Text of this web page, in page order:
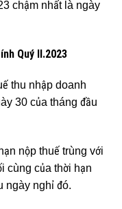
chậm nhất là ngày
Quý II.2023
thu nhập doanh
30 của tháng đầu
nộp thuế trùng với
cùng của thời hạn
ngày nghỉ đó.